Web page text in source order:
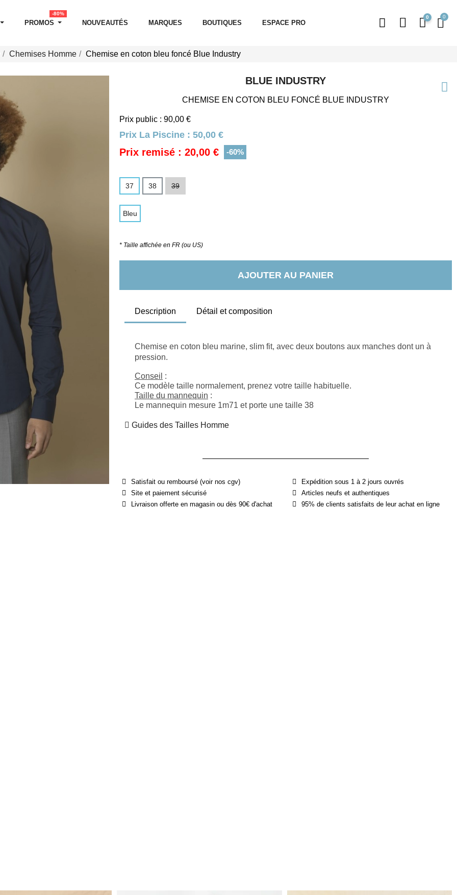
PROMOS
-80%
NOUVEAUTÉS MARQUES BOUTIQUES ESPACE PRO
0
Chemises Homme Chemise en coton bleu foncé Blue Industry
BLUE INDUSTRY
CHEMISE EN COTON BLEU FONCÉ BLUE INDUSTRY
Prix public : 90,00 €
Prix La Piscine : 50,00 €
Prix remisé : 20,00 € -60%
37 38 39
Bleu
* Taille affichée en FR (ou US)
AJOUTER AU PANIER
Description Détail et composition
Chemise en coton bleu marine, slim fit, avec deux boutons aux manches dont un à
pression.
Conseil :
Ce modèle taille normalement, prenez votre taille habituelle.
Taille du mannequin :
Le mannequin mesure 1m71 et porte une taille 38
Guides des Tailles Homme
Satisfait ou remboursé (voir nos cgv)
Site et paiement sécurisé
Livraison offerte en magasin ou dès 90€ d'achat
Expédition sous 1 à 2 jours ouvrés
Articles neufs et authentiques
95% de clients satisfaits de leur achat en ligne